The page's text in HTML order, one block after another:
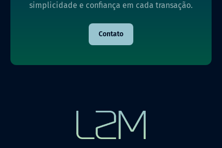
simplicidade e confiança em cada transação.
Contato